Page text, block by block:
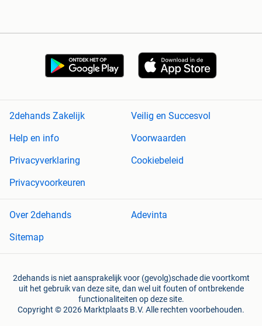
2dehands Zakelijk
Veilig en Succesvol
Help en info
Voorwaarden
Privacyverklaring
Cookiebeleid
Privacyvoorkeuren
Over 2dehands
Adevinta
Sitemap
2dehands is niet aansprakelijk voor (gevolg)schade die voortkomt
uit het gebruik van deze site, dan wel uit fouten of ontbrekende
functionaliteiten op deze site.
Copyright © 2026 Marktplaats B.V. Alle rechten voorbehouden.